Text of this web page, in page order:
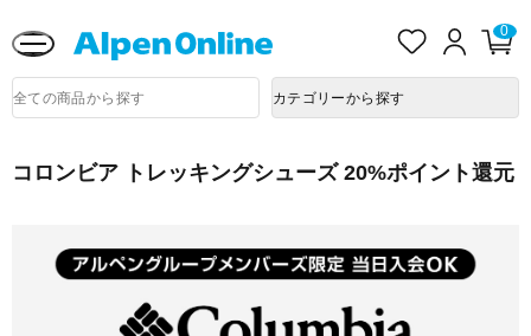
気
ロ
0
商
品
索
カテゴリーから探す
コロンビア トレッキングシューズ 20%ポイント還元